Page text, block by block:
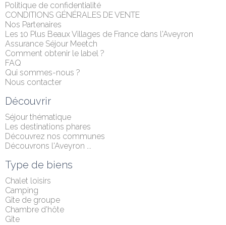
Politique de confidentialité
CONDITIONS GÉNÉRALES DE VENTE
Nos Partenaires
Les 10 Plus Beaux Villages de France dans l'Aveyron
Assurance Séjour Meetch
Comment obtenir le label ?
FAQ
Qui sommes-nous ?
Nous contacter
Découvrir
Séjour thématique
Les destinations phares
Découvrez nos communes
Découvrons l'Aveyron ...
Type de biens
Chalet loisirs
Camping
Gîte de groupe
Chambre d'hôte
Gîte